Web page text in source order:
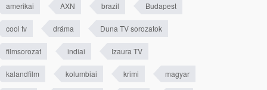
amerikai AXN brazil Budapest
cool tv dráma Duna TV sorozatok
filmsorozat indiai Izaura TV
kalandfilm kolumbiai krimi magyar